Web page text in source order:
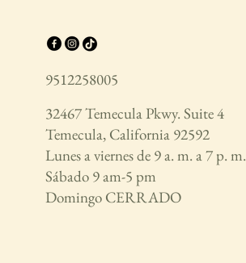
9512258005
32467 Temecula Pkwy. Suite 4
Temecula, California 92592
Lunes a viernes de 9 a. m. a 7 p. m.
Sábado 9 am-5 pm
Domingo CERRADO